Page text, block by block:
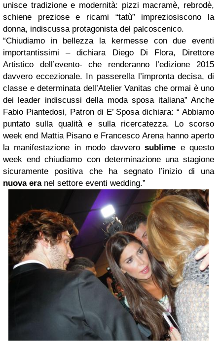
unisce tradizione e modernità: pizzi macramè, rebrodè,
schiene preziose e ricami “tatù” impreziosiscono la
donna, indiscussa protagonista del palcoscenico.
“Chiudiamo in bellezza la kermesse con due eventi
importantissimi – dichiara Diego Di Flora, Direttore
Artistico dell’evento- che renderanno l’edizione 2015
davvero eccezionale. In passerella l’impronta decisa, di
classe e determinata dell’Atelier Vanitas che ormai è uno
dei leader indiscussi della moda sposa italiana” Anche
Fabio Piantedosi, Patron di E’ Sposa dichiara: “ Abbiamo
puntato sulla qualità e sulla ricercatezza. Lo scorso
week end Mattia Pisano e Francesco Arena hanno aperto
la manifestazione in modo davverosublime e questo
week end chiudiamo con determinazione una stagione
sicuramente positiva che ha segnato l’inizio di una
nuova eranel settore eventi wedding.”